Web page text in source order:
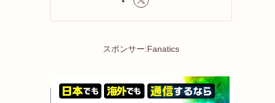
スポンサー:Fanatics